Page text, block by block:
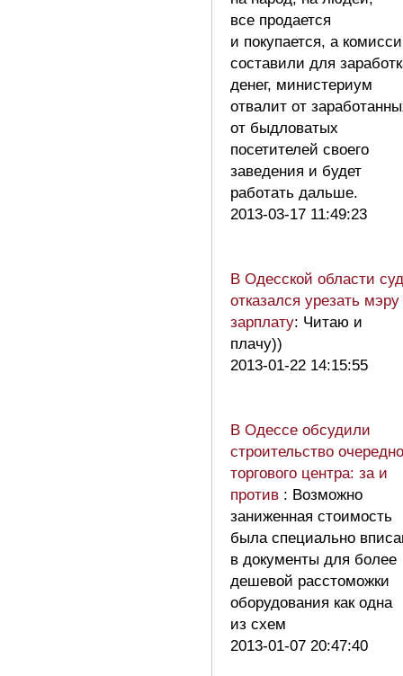
все продается
и покупается, а
составили для
денег, министериум
отвалит от
от быдловатых
посетителей своего
заведения и будет
работать дальше.
2013-03-17 11:49:23
В Одесской области суд
отказался урезать мэру
зарплату: Читаю и
плачу))
2013-01-22 14:15:55
В Одессе обсудили
строительство
торгового центра: за и
против : Возможно
заниженная стоимость
была специально
в документы для более
дешевой расстоможки
оборудования как одна
из схем
2013-01-07 20:47:40